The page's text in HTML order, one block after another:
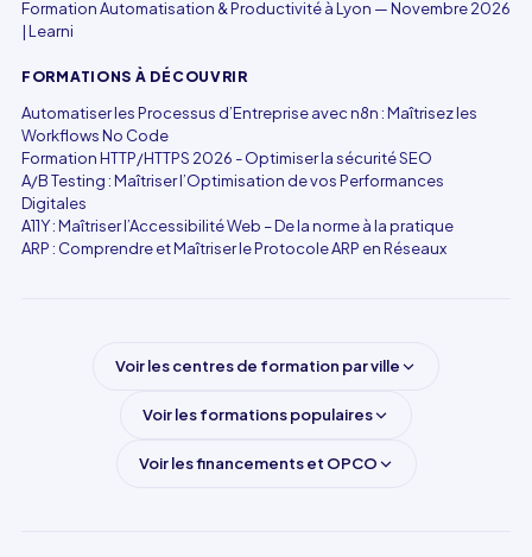
Formation Automatisation & Productivité à Lyon — Novembre 2026
| Learni
FORMATIONS À DÉCOUVRIR
Automatiser les Processus d’Entreprise avec n8n : Maîtrisez les
Workflows No Code
Formation HTTP/HTTPS 2026 - Optimiser la sécurité SEO
A/B Testing : Maîtriser l’Optimisation de vos Performances
Digitales
A11Y : Maîtriser l’Accessibilité Web – De la norme à la pratique
ARP : Comprendre et Maîtriser le Protocole ARP en Réseaux
Voir les centres de formation par ville
Voir les formations populaires
Voir les financements et OPCO